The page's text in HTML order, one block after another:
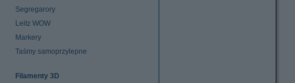
Segregarory
Leitz WOW
Markery
Taśmy samoprzylepne
Filamenty 3D